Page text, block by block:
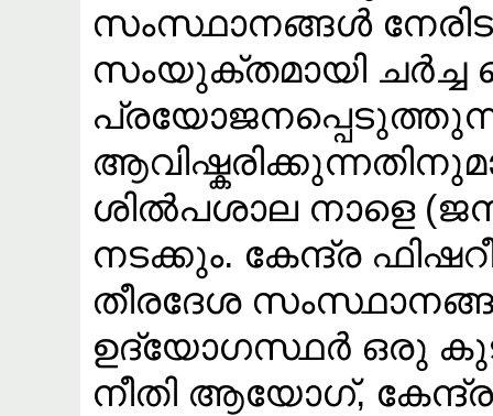
സംസ്ഥാനങ്ങൾ
സംയുക്തമായി
ശിൽപശാല നാളെ
നടക്കും. കേന്ദ്ര
തീരദേശ
ഉദ്യോഗസ്ഥർ ഒരു
നീതി ആയോഗ്,